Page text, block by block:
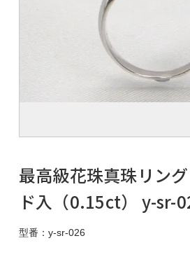
最高級花珠真珠リン
ド入（0.15ct） y-sr-
型番：y-sr-026